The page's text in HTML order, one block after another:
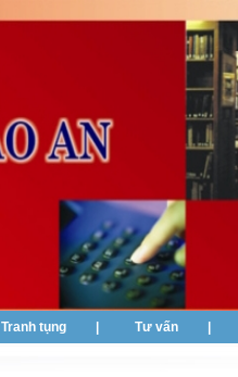
Tranh tụng Tư vấn